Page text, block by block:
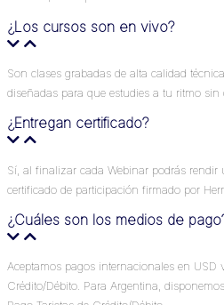
¿Los cursos son en vivo?
Son clases grabadas de alta calidad
diseñadas para que estudies a tu ritmo sin
¿Entregan certificado?
Sí, al finalizar cada Webinar podrás rendir
certificado de participación firmado por
¿Cuáles son los medios de
Aceptamos pagos internacionales en USD
Crédito/Débito. Para Argentina,